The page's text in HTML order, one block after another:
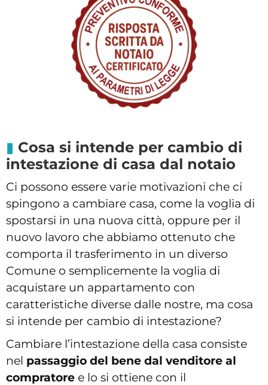
Cosa si intende per cambio di
intestazione di casa dal notaio
Ci possono essere varie motivazioni che ci
spingono a cambiare casa, come la voglia di
spostarsi in una nuova città, oppure per il
nuovo lavoro che abbiamo ottenuto che
comporta il trasferimento in un diverso
Comune o semplicemente la voglia di
acquistare un appartamento con
caratteristiche diverse dalle nostre, ma cosa
si intende per cambio di intestazione?
Cambiare l’intestazione della casa consiste
nel passaggio del bene dal venditore al
compratore e lo si ottiene con il